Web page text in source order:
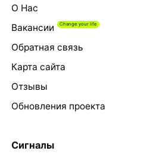
О Нас
Вакансии
Обратная связь
Карта сайта
Отзывы
Обновления проекта
Сигналы